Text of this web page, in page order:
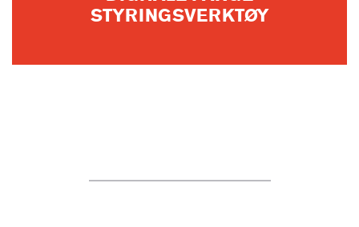
STYRINGSVERKTØY